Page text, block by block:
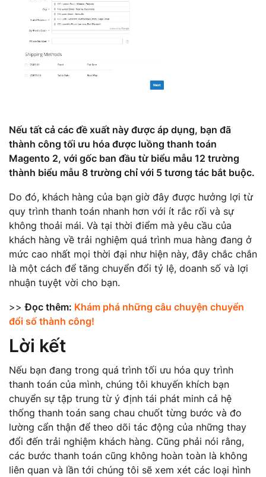
Nếu tất cả các đề xuất này được áp dụng, bạn đã
thành công tối ưu hóa được luồng thanh toán
Magento 2, với gốc ban đầu từ biểu mẫu 12 trường
thành biểu mẫu 8 trường chỉ với 5 tương tác bắt buộc.
Do đó, khách hàng của bạn giờ đây được hưởng lợi từ
quy trình thanh toán nhanh hơn với ít rắc rối và sự
không thoải mái. Và tại thời điểm mà yêu cầu của
khách hàng về trải nghiệm quá trình mua hàng đang ở
mức cao nhất mọi thời đại như hiện này, đây chắc chắn
là một cách để tăng chuyển đổi tỷ lệ, doanh số và lợi
nhuận tuyệt vời cho bạn.
>>Đọc thêm: Khám phá những câu chuyện chuyển
đổi số thành công!
Lời kết
Nếu bạn đang trong quá trình tối ưu hóa quy trình
thanh toán của mình, chúng tôi khuyến khích bạn
chuyển sự tập trung từ ý định tái phát minh cả hệ
thống thanh toán sang chau chuốt từng bước và đo
lường cẩn thận để theo dõi tác động của những thay
đổi đến trải nghiệm khách hàng. Cũng phải nói rằng,
các bước thanh toán cũng không hoàn toàn là không
liên quan và lần tới chúng tôi sẽ xem xét các loại hình